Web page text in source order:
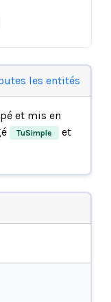
les entités
et mis en
TuSimple et